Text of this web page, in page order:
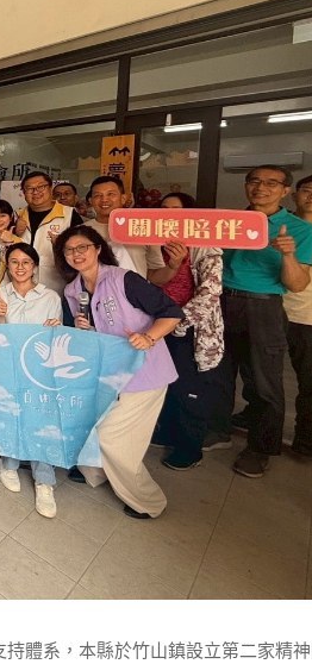
體系，本縣於竹山鎮設立第二家精